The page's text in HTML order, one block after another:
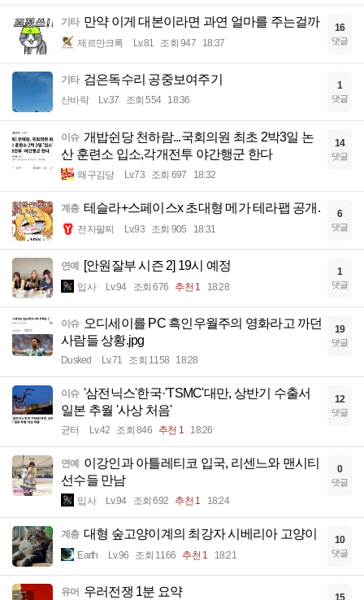
기타 만약 이게 대본이라면 과연 얼마를 주는걸까
제르만크록 Lv.81 조회 947 18:37
16
댓글
기타 검은독수리 공중보여주기
산바락 Lv.37 조회 554 18:36
1
댓글
이슈 개밥쉰당 천하람...국회의원 최초 2박3일 논
산 훈련소 입소,각개전투 야간행군 한다
왜구김당 Lv.73 조회 697 18:32
14
댓글
계층 테슬라+스페이스x 초대형 메가 테라팹 공개.
전자팔찌 Lv.93 조회 905 18:31
6
댓글
연예 [안원잘부 시즌 2] 19시 예정
입사 Lv.94 조회 676 추천 1 18:28
1
댓글
이슈 오디세이를 PC 흑인우월주의 영화라고 까던
사람들 상황.jpg
Dusked Lv.71 조회 1158 18:28
19
댓글
이슈 '삼전닉스'한국·'TSMC'대만, 상반기 수출서
일본 추월 '사상 처음'
균터 Lv.42 조회 846 추천 1 18:26
12
댓글
연예
이강인과 아틀레티코 입국, 리센느와 맨시티
선수들 만남
입사 Lv.94 조회 692 추천 1 18:24
0
댓글
계층 대형 숲고양이계의 최강자 시베리아 고양이
Earth Lv.96 조회 1166 추천 1 18:21
10
댓글
유머 우러전쟁 1분 요약 15